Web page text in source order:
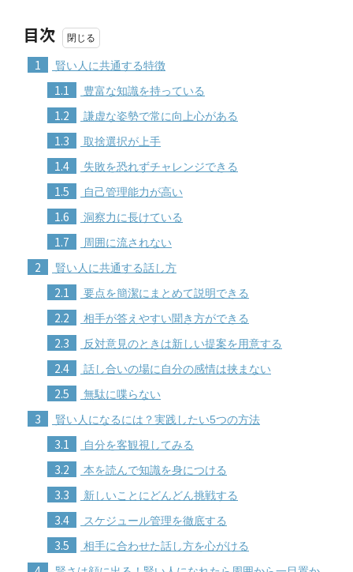
目次
1 賢い人に共通する特徴
1.1 豊富な知識を持っている
1.2 謙虚な姿勢で常に向上心がある
1.3 取捨選択が上手
1.4 失敗を恐れずチャレンジできる
1.5 自己管理能力が高い
1.6 洞察力に長けている
1.7 周囲に流されない
2 賢い人に共通する話し方
2.1 要点を簡潔にまとめて説明できる
2.2 相手が答えやすい聞き方ができる
2.3 反対意見のときは新しい提案を用意する
2.4 話し合いの場に自分の感情は挟まない
2.5 無駄に喋らない
3 賢い人になるには？実践したい5つの方法
3.1 自分を客観視してみる
3.2 本を読んで知識を身につける
3.3 新しいことにどんどん挑戦する
3.4 スケジュール管理を徹底する
3.5 相手に合わせた話し方を心がける